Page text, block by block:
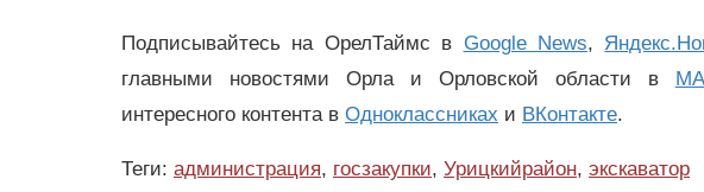
Подписывайтесь на ОрелТаймс в Google News,
главными новостями Орла и Орловской области в
интересного контента в Одноклассниках и ВКонтакте.
Теги: администрация, госзакупки, Урицкийрайон, экскаватор